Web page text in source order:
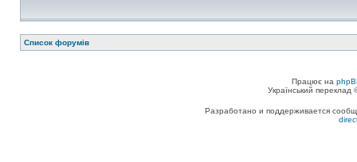
Список форумів
Працює на
Український
Разработано и поддерживается